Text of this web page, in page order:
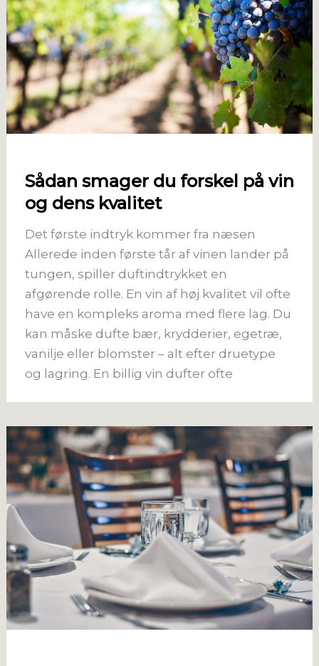
Sådan smager du forskel på vin
og dens kvalitet
Det første indtryk kommer fra næsen
Allerede inden første tår af vinen lander på
tungen, spiller duftindtrykket en
afgørende rolle. En vin af høj kvalitet vil ofte
have en kompleks aroma med flere lag. Du
kan måske dufte bær, krydderier, egetræ,
vanilje eller blomster – alt efter druetype
og lagring. En billig vin dufter ofte